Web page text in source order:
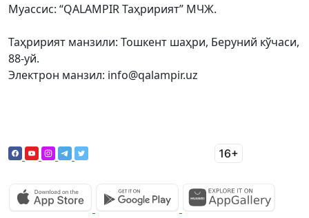
Муассис: “QALAMPIR Таҳририят” МЧЖ.
Таҳририят манзили: Тошкент шаҳри, Беруний кўчаси,
88-уй.
Электрон манзил: info@qalampir.uz